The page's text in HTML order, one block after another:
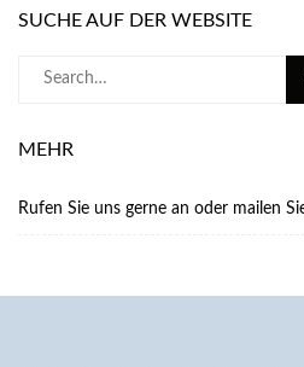
SUCHE AUF DER WEBSITE
Search
MEHR
Rufen Sie uns gerne an oder mailen